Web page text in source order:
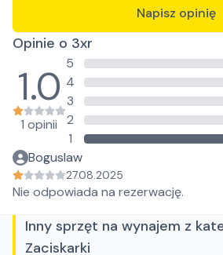
Napisz opinię
Opinie o 3xr
1.0
1 opinii
5
4
3
2
1
Boguslaw
27.08.2025
Nie odpowiada na rezerwację.
Inny sprzęt na wynajem z
Zaciskarki